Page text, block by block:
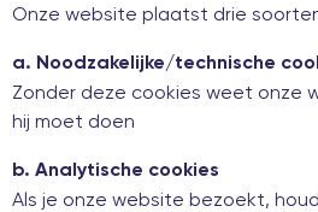
Onze website plaatst drie
a. Noodzakelijke/technische
Zonder deze cookies weet onze
hij moet doen
b. Analytische cookies
Als je onze website bezoekt,